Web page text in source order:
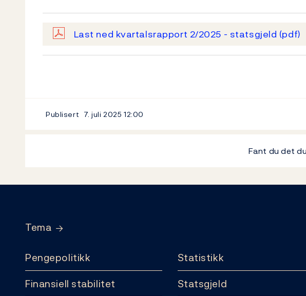
Last ned kvartalsrapport 2/2025 - statsgjeld (pdf)
Publisert 7. juli 2025 12:00
Fant du det
Tema
Pengepolitikk
Finansiell stabilitet
Statistikk
Statsgjeld